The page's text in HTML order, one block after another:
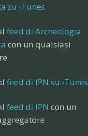
su iTunes
feed di Archeologia
con un qualsiasi
feed di IPN su iTunes
feed di IPN con un